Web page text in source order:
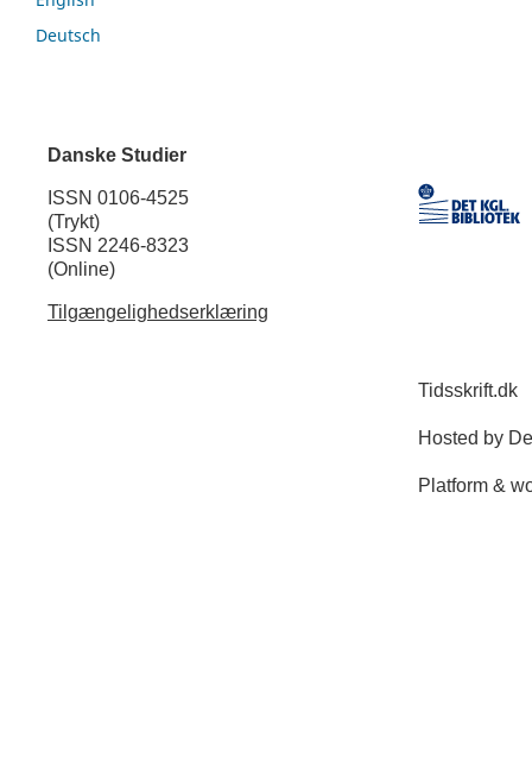
Deutsch
Danske Studier
ISSN 0106-4525
(Trykt)
ISSN 2246-8323
(Online)
Tilgængelighedserklæring